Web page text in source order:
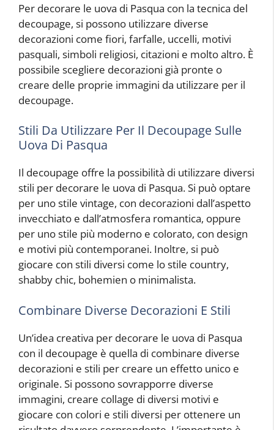
Per decorare le uova di Pasqua con la tecnica del
decoupage, si possono utilizzare diverse
decorazioni come fiori, farfalle, uccelli, motivi
pasquali, simboli religiosi, citazioni e molto altro. È
possibile scegliere decorazioni già pronte o
creare delle proprie immagini da utilizzare per il
decoupage.
Stili Da Utilizzare Per Il Decoupage Sulle
Uova Di Pasqua
Il decoupage offre la possibilità di utilizzare diversi
stili per decorare le uova di Pasqua. Si può optare
per uno stile vintage, con decorazioni dall’aspetto
invecchiato e dall’atmosfera romantica, oppure
per uno stile più moderno e colorato, con design
e motivi più contemporanei. Inoltre, si può
giocare con stili diversi come lo stile country,
shabby chic, bohemien o minimalista.
Combinare Diverse Decorazioni E Stili
Un’idea creativa per decorare le uova di Pasqua
con il decoupage è quella di combinare diverse
decorazioni e stili per creare un effetto unico e
originale. Si possono sovrapporre diverse
immagini, creare collage di diversi motivi e
giocare con colori e stili diversi per ottenere un